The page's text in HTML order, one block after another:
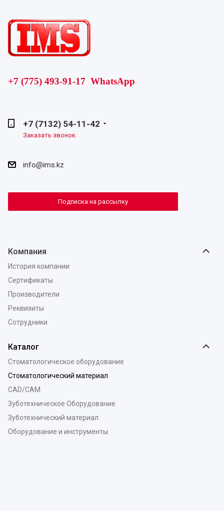
+7 (775) 493-91-17 WhatsApp
+7 (7132) 54-11-42
Заказать звонок
info@ims.kz
Подписка на рассылку
Компания
История компании
Сертификаты
Производители
Реквизиты
Сотрудники
Каталог
Стоматологическое оборудование
Стоматологический материал
CAD/CAM
Зуботехническое Оборудование
Зуботехнический материал
Оборудование и инструменты